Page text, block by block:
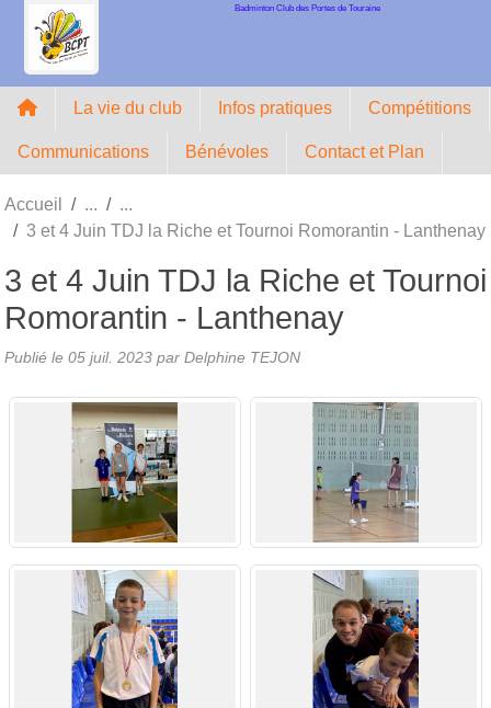
Badminton Club des Portes de Touraine
La vie du club Infos pratiques Compétitions
Communications Bénévoles Contact et Plan
Accueil
3 et 4 Juin TDJ la Riche et Tournoi Romorantin - Lanthenay
3 et 4 Juin TDJ la Riche et Tournoi
Romorantin - Lanthenay
Publié le 05 juil. 2023 par Delphine TEJON
Panneau de gestion des cookies